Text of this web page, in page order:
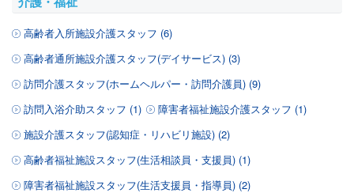
高齢者入所施設介護スタッフ (6)
高齢者通所施設介護スタッフ(デイサービス) (3)
訪問介護スタッフ(ホームヘルパー・訪問介護員) (9)
訪問入浴介助スタッフ (1)
障害者福祉施設介護スタッフ (1)
施設介護スタッフ(認知症・リハビリ施設) (2)
高齢者福祉施設スタッフ(生活相談員・支援員) (1)
障害者福祉施設スタッフ(生活支援員・指導員) (2)